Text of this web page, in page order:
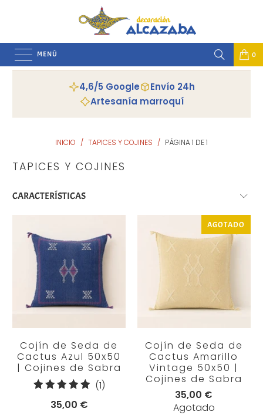
MENÚ 0
4,6/5 Google
Envío 24h
Artesanía marroquí
INICIO / TAPICES Y COJINES / PÁGINA 1 DE 1
TAPICES Y COJINES
Cojín de Seda de
Cactus Azul 50x50
| Cojines de Sabra
(1)1
35,00 €
AGOTADO
Cojín de Seda de
Cactus Amarillo
Vintage 50x50 |
Cojines de Sabra
35,00 €
Agotado